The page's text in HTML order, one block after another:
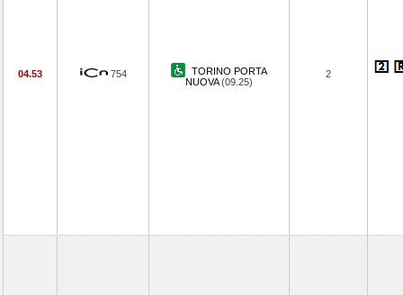
04.53 754
TORINO PORTA
NUOVA(09.25)
2